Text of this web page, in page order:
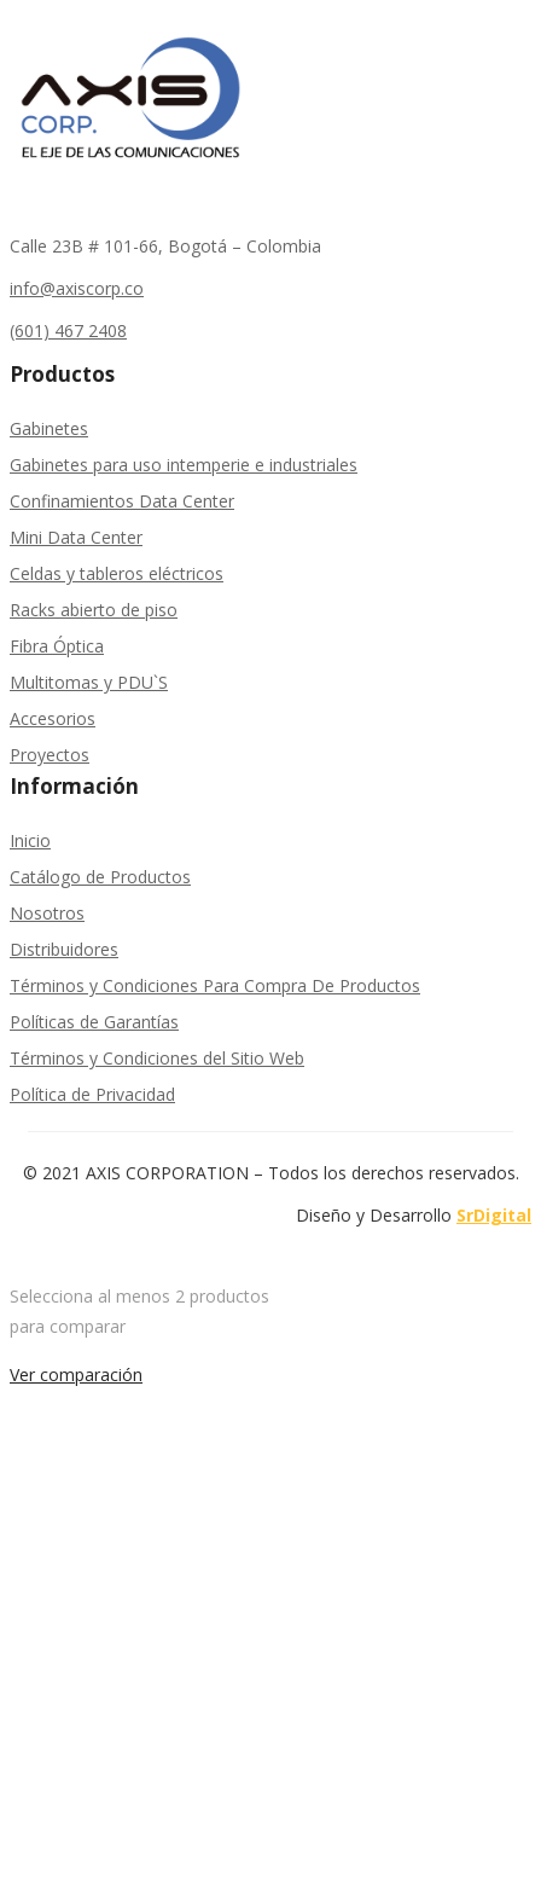
Calle 23B # 101-66, Bogotá – Colombia
info@axiscorp.co
(601) 467 2408
Productos
Gabinetes
Gabinetes para uso intemperie e industriales
Confinamientos Data Center
Mini Data Center
Celdas y tableros eléctricos
Racks abierto de piso
Fibra Óptica
Multitomas y PDU`S
Accesorios
Proyectos
Información
Inicio
Catálogo de Productos
Nosotros
Distribuidores
Términos y Condiciones Para Compra De Productos
Políticas de Garantías
Términos y Condiciones del Sitio Web
Política de Privacidad
© 2021 AXIS CORPORATION – Todos los derechos reservados.
Diseño y Desarrollo SrDigital
Selecciona al menos 2 productos
para comparar
Ver comparación